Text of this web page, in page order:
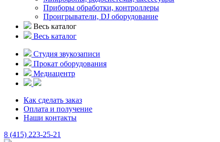
Приборы обработки, контроллеры
Проигрыватели, DJ оборудование
Весь каталог
Весь каталог
Студия звукозаписи
Прокат оборудования
Медиацентр
Как сделать заказ
Оплата и получение
Наши контакты
8 (415) 223-25-21